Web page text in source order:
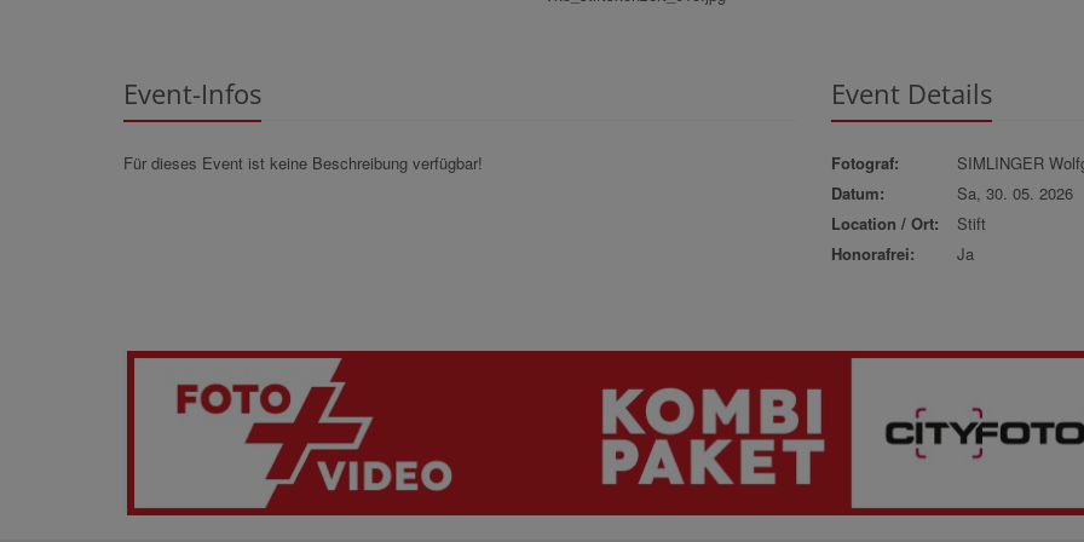
Event-Infos
Für dieses Event ist keine Beschreibung verfügbar!
Event Details
Fotograf:
SIMLINGER
Datum:
Sa, 30. 05. 2026
Location / Ort:
Stift
Honorafrei:
Ja